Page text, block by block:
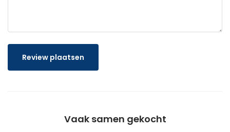
Review plaatsen
Vaak samen gekocht